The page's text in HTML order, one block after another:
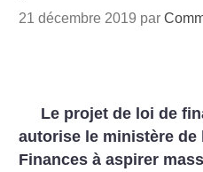
21 décembre 2019 par
Le projet de loi de
autorise le ministère de
Finances à aspirer